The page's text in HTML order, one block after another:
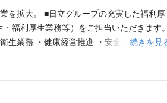
を拡大。 ■日立グループの充実した福利厚
福利厚生業務等）をご担当いただきます。
生業務 ・健康経営推進 ・安全衛生マネジ
職者管理など、幅広く経験を積んでいただ
がマンツーマンで丁寧に教えるため、ご経
的に取り組むことができる方 ・チーム
続きを見